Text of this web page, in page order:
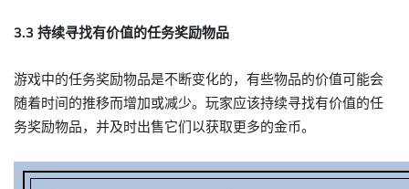
3.3 持续寻找有价值的任务奖励物品
游戏中的任务奖励物品是不断变化的，有些物品的价值可能会
随着时间的推移而增加或减少。玩家应该持续寻找有价值的任
务奖励物品，并及时出售它们以获取更多的金币。